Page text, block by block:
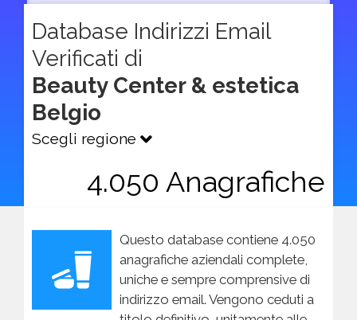
Database Indirizzi Email
Verificati di
Beauty Center & estetica
Belgio
Scegli regione
4.050 Anagrafiche
Questo database contiene 4.050
anagrafiche aziendali complete,
uniche e sempre comprensive di
indirizzo email. Vengono ceduti a